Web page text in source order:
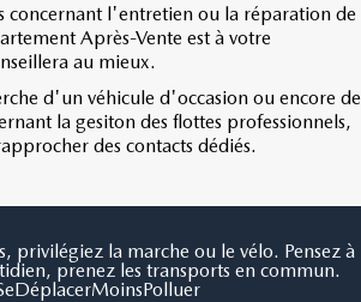
concernant l'entretien ou la réparation de
Après-Vente est à votre
au mieux.
d'un véhicule d'occasion ou encore de
la gesiton des flottes professionnels,
des contacts dédiés.
privilégiez la marche ou le vélo. Pensez à
prenez les transports en commun.